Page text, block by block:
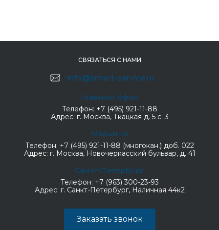
СВЯЗАТЬСЯ С НАМИ
info@smart-service.ru
Главный офис
Телефон: +7 (495) 921-11-88
Адрес: г. Москва, Ткацкая д. 5 с. 3
Марьино
Телефон: +7 (495) 921-11-88 (многокан.) доб. 022
Адрес: г. Москва, Новочеркасский бульвар, д. 41
Санкт-Петербург
Телефон: +7 (963) 300-23-93
Адрес: г. Санкт-Петербург, Наличная 44к2
Заказать звонок